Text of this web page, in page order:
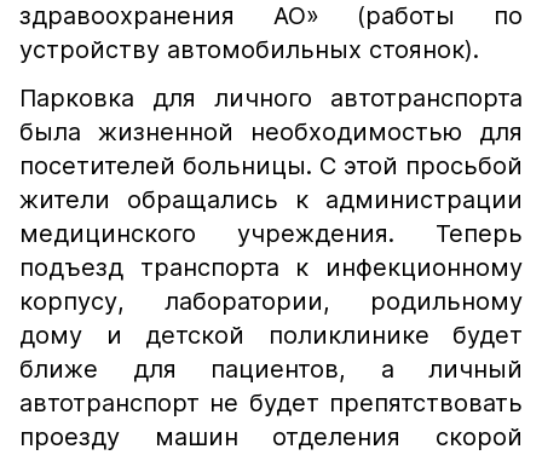
здравоохранения АО» (работы по
устройству автомобильных стоянок).
Парковка для личного автотранспорта
была жизненной необходимостью для
посетителей больницы. С этой просьбой
жители обращались к администрации
медицинского учреждения. Теперь
подъезд транспорта к инфекционному
корпусу, лаборатории, родильному
дому и детской поликлинике будет
ближе для пациентов, а личный
автотранспорт не будет препятствовать
проезду машин отделения скорой